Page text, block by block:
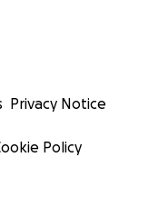
Privacy Notice
Policy